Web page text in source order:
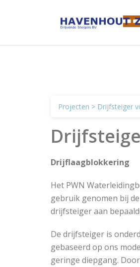
Projecten > Drijfsteiger
Drijflaagblokkering
Het PWN
gebruik genomen bij
drijfsteiger aan
De drijfsteiger is
gebaseerd op ons
geringe diepgang.